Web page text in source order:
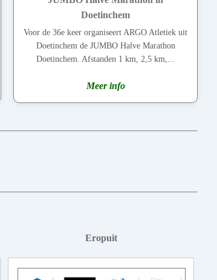
Doetinchem
Voor de 36e keer organiseert ARGO Atletiek uit
Doetinchem de JUMBO Halve Marathon
Doetinchem. Afstanden 1 km, 2,5 km,...
Meer info
Eropuit